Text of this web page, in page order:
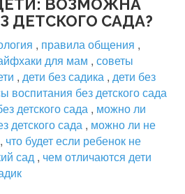
ВОЗМОЖНА
ДЕТСКОГО САДА?
, правила общения ,
для мам , советы
, дети без садика , дети без
воспитания без детского сада
детского сада , можно ли
детского сада , можно ли не
, что будет если ребенок не
сад , чем отличаются дети